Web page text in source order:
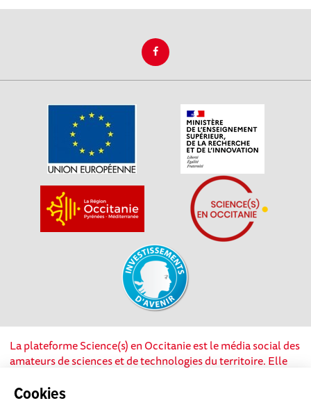
Cookies
La plateforme Science(s) en Occitanie est le média social des
amateurs de sciences et de technologies du territoire. Elle
soutien de nombreux acteurs locaux. Ce projet est cofinancé